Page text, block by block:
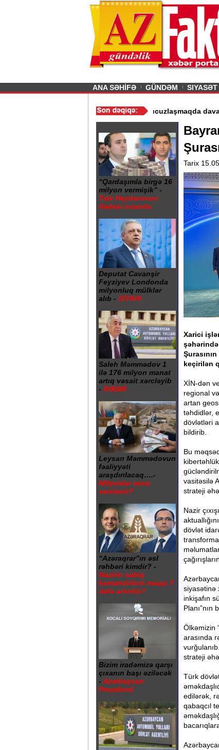
Previous
ANA SƏHİFƏ GÜNDƏM SIYASƏT
istismarı dayandırıldı - Video/Azərbaycan nefti
“Qardaşımla birgə 16
milyon vermişik” -
Tale Heydərovun
ifadəsi oxundu
Deputat Cavanşir
Feyziyev Londonda
milyonluq mülklər
alıb - SİYAHI
Saleh Məmmədov 1
ilə 176 milyon manat
artıq vəsait xərcləyib
- RƏSMİ
Leysan Məmmədovun
fəaliyyəti
araşdırılacaq….-
Milyonlar necə
xərclənir?
“Azəraqrar”ın əsl
rəhbəri kimdir? -
Nazirin sabiq
komandirinin maaşı 7
dəfə artırılıb?
Bizim iradəmizə qarşı
çıxanın başı əziləcək
- Azərbaycan
Prezidenti
Tarix
Xarici
keçirilən
XİN-dən
regional
artan
təhdidlər,
dövlətləri
bildirib.
Bu
vasitəsilə
strateji
Nazir
dövlət
siyasətinə
inkişafın
Planı”nın
Ölkəmizin
arasında
strateji
Türk
edilərək,
qabaqcıl